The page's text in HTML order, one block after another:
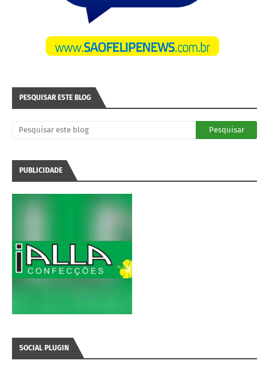
PESQUISAR ESTE BLOG
PUBLICIDADE
SOCIAL PLUGIN